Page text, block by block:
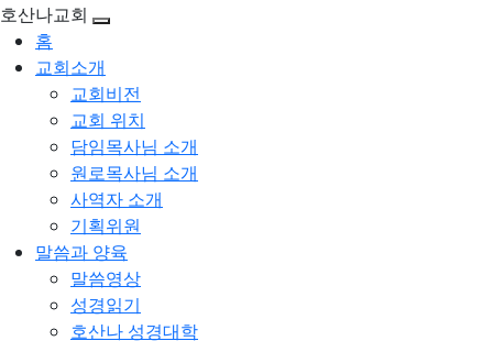
호산나교회
홈
교회소개
교회비전
교회 위치
담임목사님 소개
원로목사님 소개
사역자 소개
기획위원
말씀과 양육
말씀영상
성경읽기
호산나 성경대학